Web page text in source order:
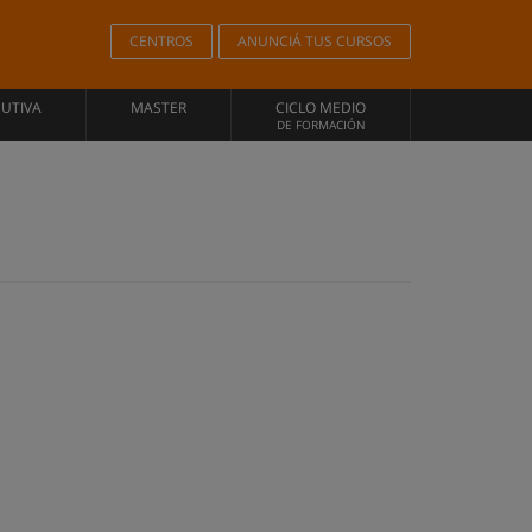
CENTROS ANUNCIÁ TUS CURSOS
MASTER CICLO MEDIO
DE FORMACIÓN